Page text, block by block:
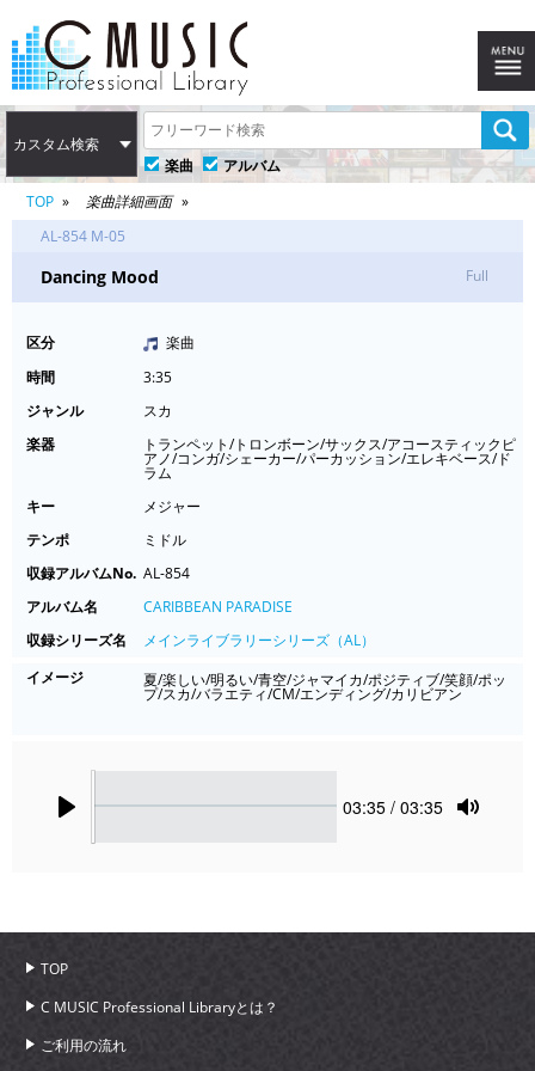
カスタム検索
楽曲
アルバム
TOP
楽曲詳細画面
AL-854 M-05
Dancing Mood Full
区分
楽曲
時間
3:35
ジャンル
スカ
楽器
トランペット/トロンボーン/サックス/アコースティックピ
アノ/コンガ/シェーカー/パーカッション/エレキベース/ド
ラム
キー
メジャー
テンポ
ミドル
収録アルバムNo. AL-854
アルバム名
CARIBBEAN PARADISE
収録シリーズ名
メインライブラリーシリーズ（AL）
イメージ
夏/楽しい/明るい/青空/ジャマイカ/ポジティブ/笑顔/ポッ
プ/スカ/バラエティ/CM/エンディング/カリビアン
Current
03:35 / 03:35
TOP
C MUSIC Professional Libraryとは？
ご利用の流れ